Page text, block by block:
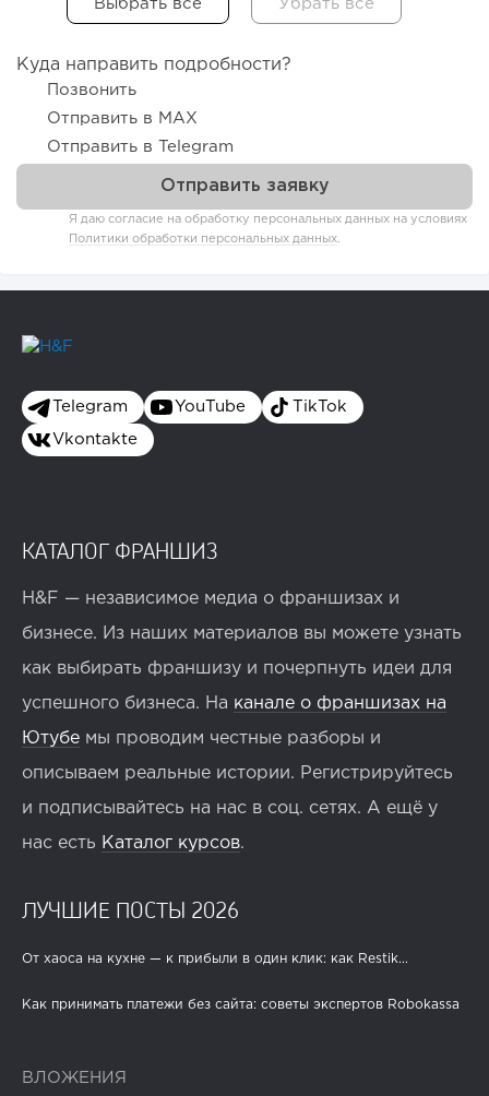
Куда направить подробности?
Позвонить
Отправить в MAX
Отправить в Telegram
Я даю согласие на обработку персональных данных на условиях
Политики обработки персональных данных.
Telegram YouTube TikTok
Vkontakte
КАТАЛОГ ФРАНШИЗ
H&F — независимое медиа о франшизах и
бизнесе. Из наших материалов вы можете узнать
как выбирать франшизу и почерпнуть идеи для
успешного бизнеса. На канале о франшизах на
Ютубе мы проводим честные разборы и
описываем реальные истории. Регистрируйтесь
и подписывайтесь на нас в соц. сетях. А ещё у
нас есть Каталог курсов.
ЛУЧШИЕ ПОСТЫ 2026
От хаоса на кухне — к прибыли в один клик: как Restik...
Как принимать платежи без сайта: советы экспертов Robokassa
ВЛОЖЕНИЯ